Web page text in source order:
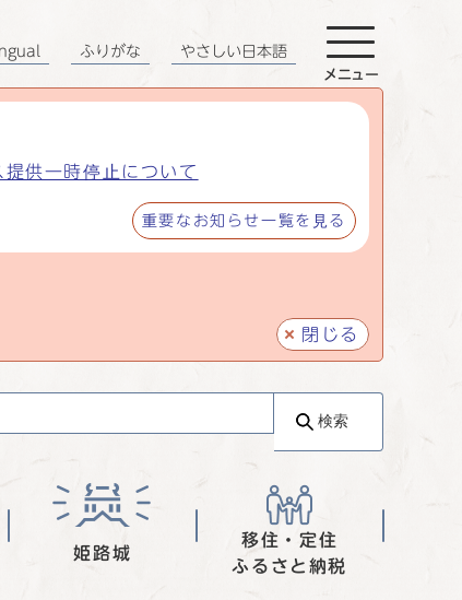
供一時停止について
重要なお知らせ一覧を見る
閉じる
ふりがな やさしい日本語
メニュー
検索
姫路城
移住・定住
ふるさと納税